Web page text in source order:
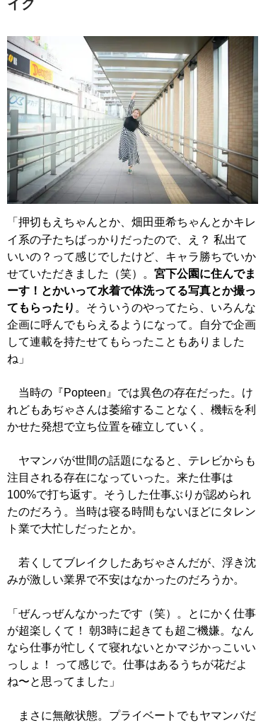
イク
「押切もえちゃんとか、畑田亜希ちゃんとかキレ
イ系の子たちばっかりだったので、え？ 私出て
いいの？って感じでしたけど、キャラ勝ちでいか
せていただきました（笑）。 宮下公園に住んでま
ーす！とかいって水着で体洗ってる写真とか撮っ
てもらったり 。そういうのやってたら、いろんな
企画に呼んでもらえるようになって。自分で企画
して連載を持たせてもらったこともありました
ね」
当時の『Popteen』では異色の存在だった。け
れどもあぢゃさんは萎縮することなく、機転を利
かせた発想で立ち位置を確立していく。
ヤマンバが世間の話題になると、テレビからも
注目される存在になっていった。来た仕事は
100%で打ち返す。そうした仕事ぶりが認められ
たのだろう。当時は寝る時間もないほどにタレン
ト業で大忙しだったとか。
若くしてブレイクしたあぢゃさんだが、浮き沈
みが激しい業界で不安はなかったのだろうか。
「ぜんっぜんなかったです（笑）。とにかく仕事
が超楽しくて！ 朝3時に起きても超ご機嫌。なん
なら仕事が忙しくて寝れないとかマジかっこいい
っしょ！ って感じで。仕事はあるうちが花だよ
ね〜と思ってました」
まさに無敵状態。プライベートでもヤマンバだ